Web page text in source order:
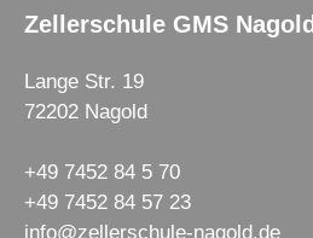
Zellerschule GMS Nagold
Lange Str. 19
72202 Nagold
+49 7452 84 5 70
+49 7452 84 57 23
info@zellerschule-nagold.de